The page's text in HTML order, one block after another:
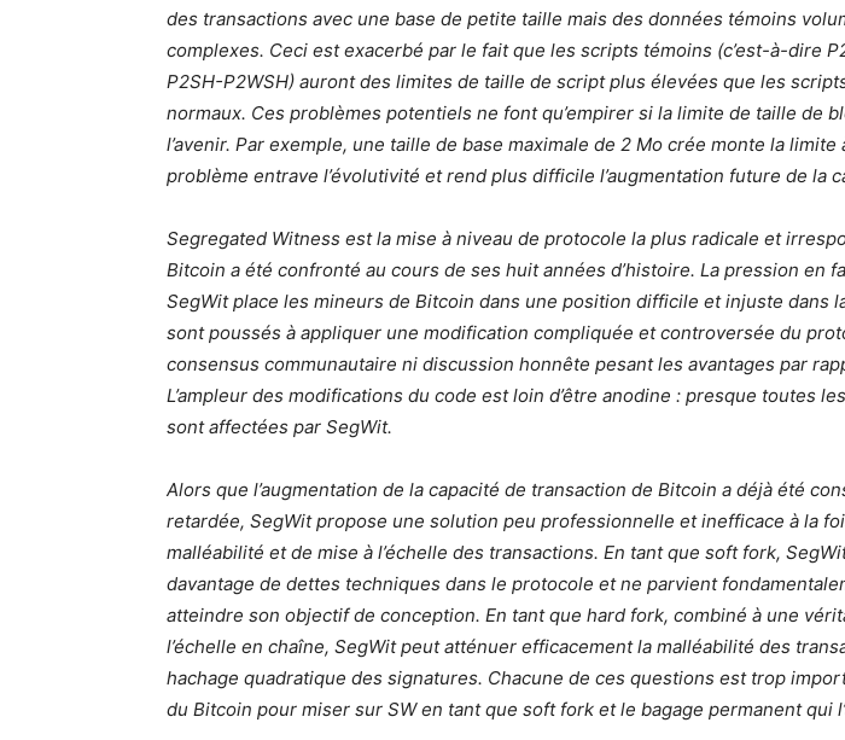
des transactions avec une base de petite taille mais des données témoins
complexes. Ceci est exacerbé par le fait que les scripts témoins (c’est-à-dire
P2SH-P2WSH) auront des limites de taille de script plus élevées que les
normaux. Ces problèmes potentiels ne font qu’empirer si la limite de taille de
l’avenir. Par exemple, une taille de base maximale de 2 Mo crée monte la limite
problème entrave l’évolutivité et rend plus difficile l’augmentation future de la
Segregated Witness est la mise à niveau de protocole la plus radicale et
Bitcoin a été confronté au cours de ses huit années d’histoire. La pression en
SegWit place les mineurs de Bitcoin dans une position difficile et injuste dans
sont poussés à appliquer une modification compliquée et controversée du
consensus communautaire ni discussion honnête pesant les avantages par
L’ampleur des modifications du code est loin d’être anodine : presque toutes
sont affectées par SegWit.
Alors que l’augmentation de la capacité de transaction de Bitcoin a déjà été
retardée, SegWit propose une solution peu professionnelle et inefficace à la
malléabilité et de mise à l’échelle des transactions. En tant que soft fork,
davantage de dettes techniques dans le protocole et ne parvient
atteindre son objectif de conception. En tant que hard fork, combiné à une
l’échelle en chaîne, SegWit peut atténuer efficacement la malléabilité des
hachage quadratique des signatures. Chacune de ces questions est trop
du Bitcoin pour miser sur SW en tant que soft fork et le bagage permanent qui